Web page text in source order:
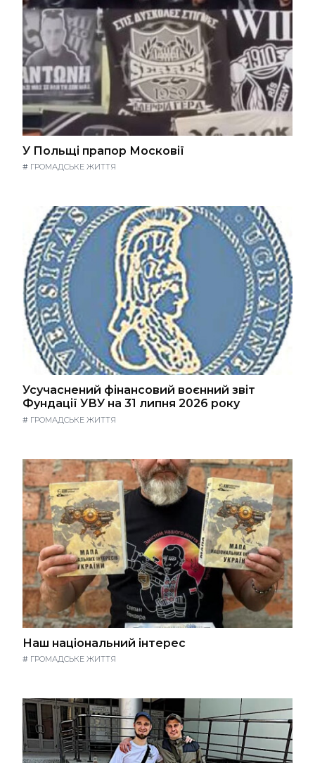
У Польщі прапор Московії
# ГРОМАДСЬКЕ ЖИТТЯ
Усучаснений фінансовий воєнний звіт
Фундації УВУ на 31 липня 2026 року
# ГРОМАДСЬКЕ ЖИТТЯ
Наш національний інтерес
# ГРОМАДСЬКЕ ЖИТТЯ